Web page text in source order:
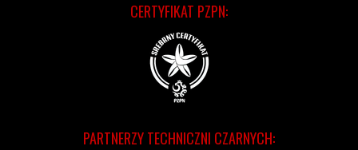
CERTYFIKAT PZPN:
PARTNERZY TECHNICZNI CZARNYCH: